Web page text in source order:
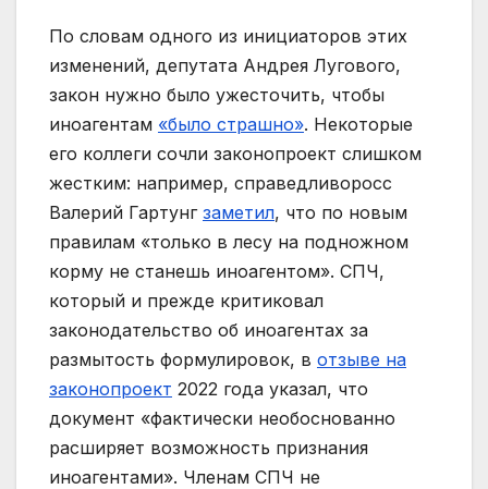
По словам одного из инициаторов этих
изменений, депутата Андрея Лугового,
закон нужно было ужесточить, чтобы
иноагентам «было страшно». Некоторые
его коллеги сочли законопроект слишком
жестким: например, справедливоросс
Валерий Гартунг заметил, что по новым
правилам «только в лесу на подножном
корму не станешь иноагентом». СПЧ,
который и прежде критиковал
законодательство об иноагентах за
размытость формулировок, в отзыве на
законопроект 2022 года указал, что
документ «фактически необоснованно
расширяет возможность признания
иноагентами». Членам СПЧ не